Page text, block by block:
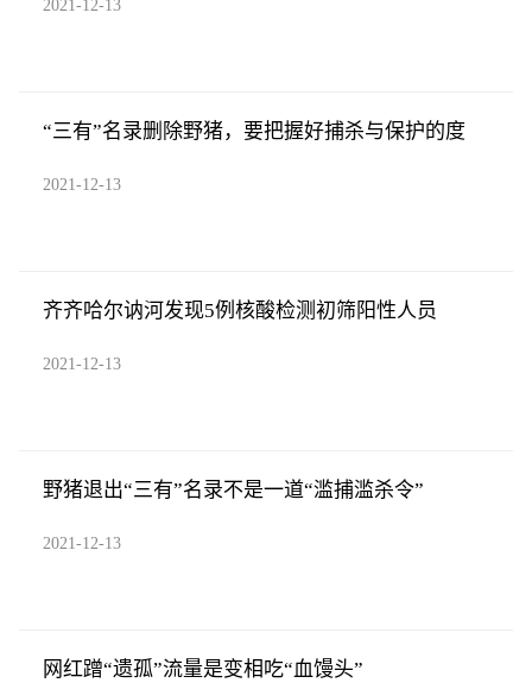
2021-12-13
“三有”名录删除野猪，要把握好捕杀与保护的度
2021-12-13
齐齐哈尔讷河发现5例核酸检测初筛阳性人员
2021-12-13
野猪退出“三有”名录不是一道“滥捕滥杀令”
2021-12-13
网红蹭“遗孤”流量是变相吃“血馒头”